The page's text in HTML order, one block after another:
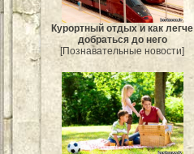
Курортный отдых и как легче
добраться до него
[Познавательные новости]